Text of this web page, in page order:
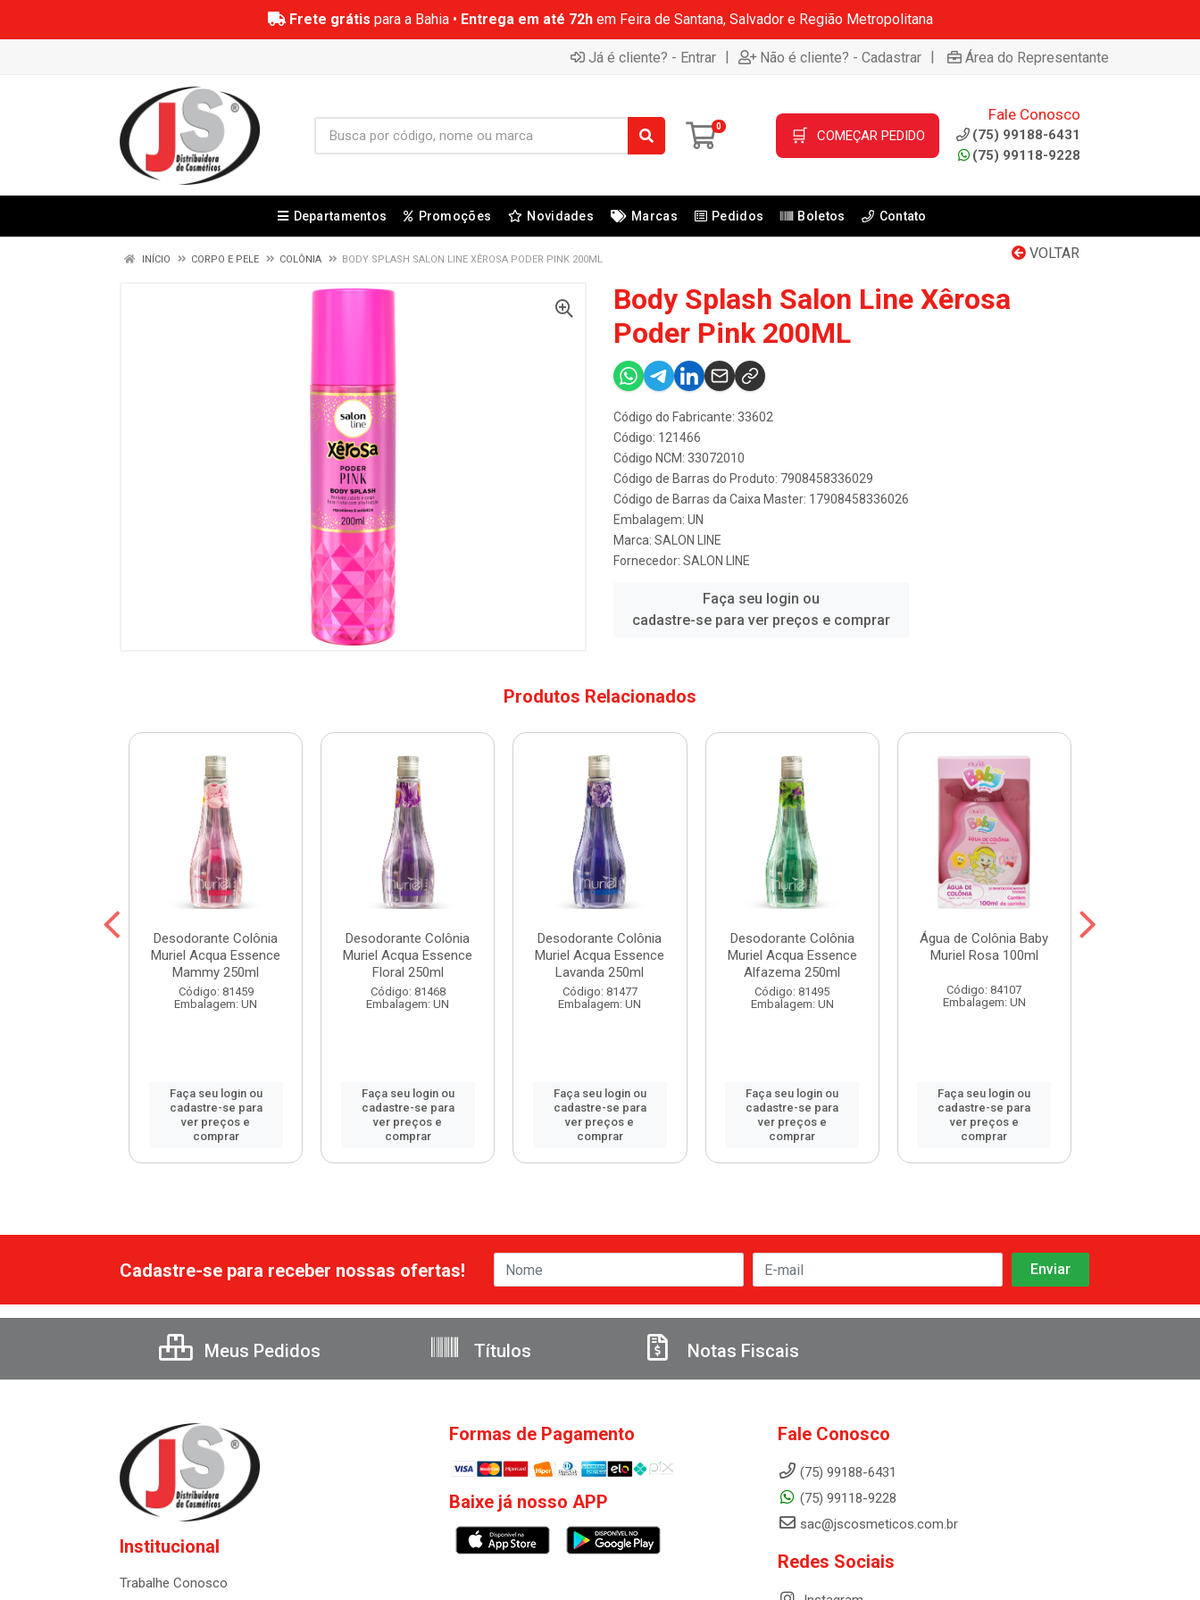
Frete grátis para a Bahia • Entrega em até 72hem Feira de Santana, Salvador e Região Metropolitana
Já é cliente? - Entrar | Não é cliente? - Cadastrar | Área do Representante
0 🛒 COMEÇAR PEDIDO
Fale Conosco
(75) 99188-6431
(75) 99118-9228
Departamentos Promoções Novidades Marcas Pedidos Boletos Contato
VOLTAR
INÍCIO CORPO E PELE COLÔNIA BODY SPLASH SALON LINE XÊROSA PODER PINK 200ML
Body Splash Salon Line Xêrosa
Poder Pink 200ML
Código do Fabricante: 33602
Código: 121466
Código NCM: 33072010
Código de Barras do Produto: 7908458336029
Código de Barras da Caixa Master: 17908458336026
Embalagem: UN
Marca: SALON LINE
Fornecedor: SALON LINE
Faça seu login ou
cadastre-se para ver preços e comprar
Produtos Relacionados
Desodorante Colônia
Muriel Acqua Essence
Mammy 250ml
Código: 81459
Embalagem: UN
Faça seu login ou
cadastre-se para
ver preços e
comprar
Desodorante Colônia
Muriel Acqua Essence
Floral 250ml
Código: 81468
Embalagem: UN
Faça seu login ou
cadastre-se para
ver preços e
comprar
Desodorante Colônia
Muriel Acqua Essence
Lavanda 250ml
Código: 81477
Embalagem: UN
Faça seu login ou
cadastre-se para
ver preços e
comprar
Desodorante Colônia
Muriel Acqua Essence
Alfazema 250ml
Código: 81495
Embalagem: UN
Faça seu login ou
cadastre-se para
ver preços e
comprar
Água de Colônia Baby
Muriel Rosa 100ml
Código: 84107
Embalagem: UN
Faça seu login ou
cadastre-se para
ver preços e
comprar
Cadastre-se para receber nossas ofertas!
Meus Pedidos Títulos Notas Fiscais
Institucional
Trabalhe Conosco
Formas de Pagamento
Baixe já nosso APP
Fale Conosco
(75) 99188-6431
(75) 99118-9228
sac@jscosmeticos.com.br
Redes Sociais